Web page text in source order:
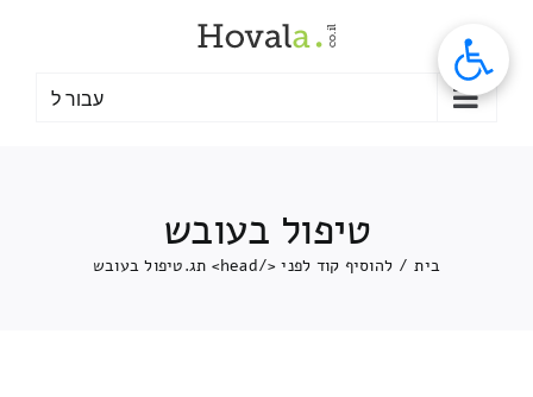
עבור ל
טיפול בעובש
בית / להוסיף קוד לפני </head> תג. טיפול בעובש